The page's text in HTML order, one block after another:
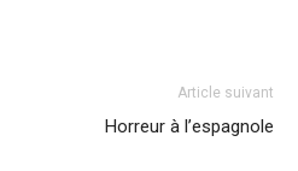
Article suivant
Horreur à l’espagnole